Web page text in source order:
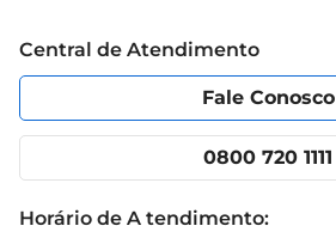
Política de Privacidade
Portal do fornecedor
Cencosud Media
Código de Ética
App Prezunic
Central de Atendimento
Fale Conosco
0800 720 1111
Horário de A tendimento: